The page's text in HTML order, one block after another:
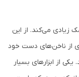
زیادی می‌کند. از این
از ناخن‌های دست خود
از ابزارهای بسیار